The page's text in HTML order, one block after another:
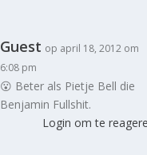
Guest op april 18, 2012 om
6:08 pm
😮 Beter als Pietje Bell die
Benjamin Fullshit.
Login om te